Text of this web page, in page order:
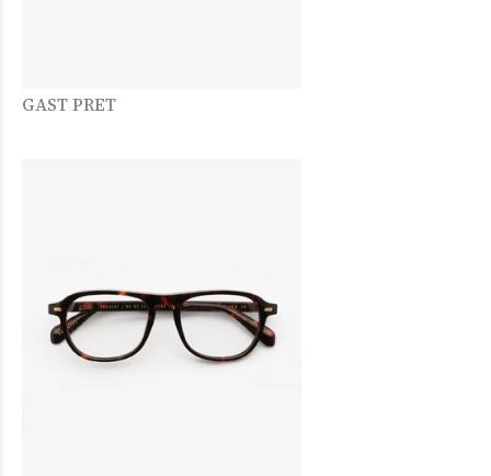
GAST PRET